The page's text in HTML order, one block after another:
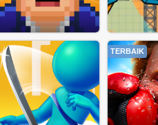
TERBAIK